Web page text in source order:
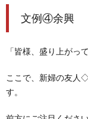
文例④余興
「皆様、盛り上がっ
ここで、新婦の友人
す。